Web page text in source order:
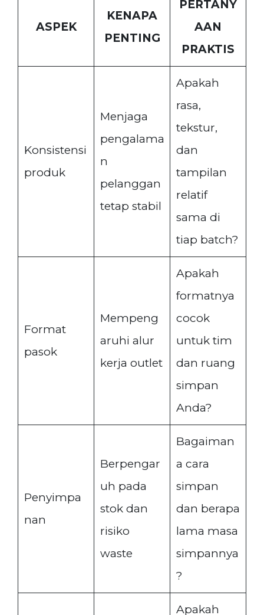
ASPEK
KENAPA
PENTING
PERTANY
AAN
PRAKTIS
Konsistensi
produk
Menjaga
pengalama
n
pelanggan
tetap stabil
Apakah
rasa,
tekstur,
dan
tampilan
relatif
sama di
tiap batch?
Format
pasok
Mempeng
aruhi alur
kerja outlet
Apakah
formatnya
cocok
untuk tim
dan ruang
simpan
Anda?
Penyimpa
nan
Berpengar
uh pada
stok dan
risiko
waste
Bagaiman
a cara
simpan
dan berapa
lama masa
simpannya
?
Apakah